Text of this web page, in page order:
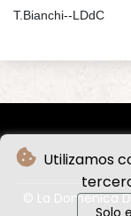
Utilizamos
Solo
T.Bianchi--LDdC
© La Domenica